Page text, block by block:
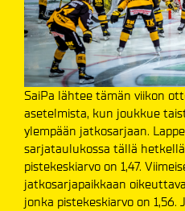
SaiPa lähtee tämän viikon
asetelmista, kun joukkue
ylempään jatkosarjaan.
sarjataulukossa tällä
pistekeskiarvo on 1,47.
jatkosarjapaikkaan
jonka pistekeskiarvo on 1,56.